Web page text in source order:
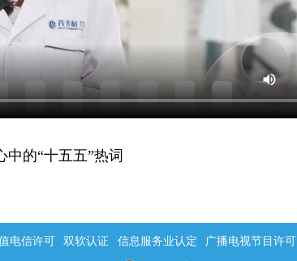
的“十五五”热词
电信许可 双软认证 信息服务业认定 广播电视节目许可